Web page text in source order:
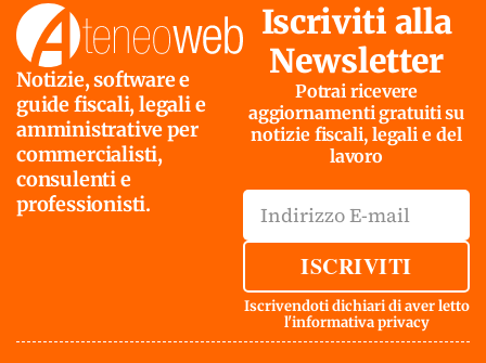
Notizie, software e
guide fiscali, legali e
amministrative per
commercialisti,
consulenti e
professionisti.
Iscriviti alla
Newsletter
Potrai ricevere
aggiornamenti gratuiti su
notizie fiscali, legali e del
lavoro
ISCRIVITI
Iscrivendoti dichiari di aver letto
l'informativa privacy